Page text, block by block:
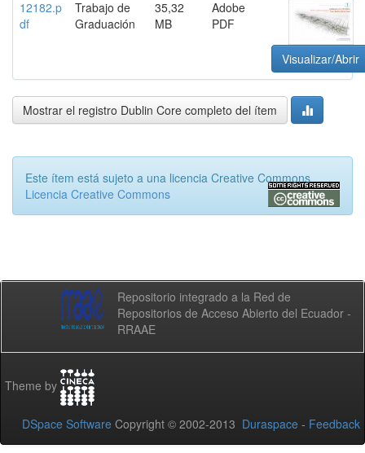
12182.p
df
Trabajo de
Graduación
35,32
MB
Adobe
PDF
Visualizar/Abrir
Mostrar el registro Dublin Core completo del ítem
Este ítem está sujeto a una licencia Creative Commons
Licencia Creative Commons
Repositorio integrado a la Red de
Repositorios de Acceso Abierto del Ecuador -
RRAAE
Theme by
DSpace Software Copyright © 2002-2013 Duraspace - Feedback